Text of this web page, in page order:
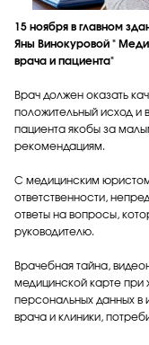
15 ноября в главном
Яны Винокуровой "
врача и пациента"
Врач должен оказать
положительный исход и
пациента якобы за
рекомендациям.
С медицинским
ответственности,
ответы на вопросы,
руководителю.
Врачебная тайна,
медицинской карте при
персональных данных в
врача и клиники,